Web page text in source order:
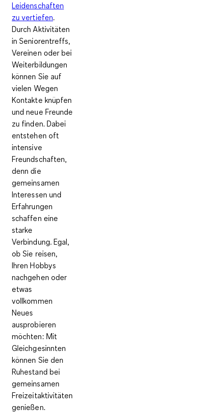
Leidenschaften
zu vertiefen.
Durch Aktivitäten
in Seniorentreffs,
Vereinen oder bei
Weiterbildungen
können Sie auf
vielen Wegen
Kontakte knüpfen
und neue Freunde
zu finden. Dabei
entstehen oft
intensive
Freundschaften,
denn die
gemeinsamen
Interessen und
Erfahrungen
schaffen eine
starke
Verbindung. Egal,
ob Sie reisen,
Ihren Hobbys
nachgehen oder
etwas
vollkommen
Neues
ausprobieren
möchten: Mit
Gleichgesinnten
können Sie den
Ruhestand bei
gemeinsamen
Freizeitaktivitäten
genießen.